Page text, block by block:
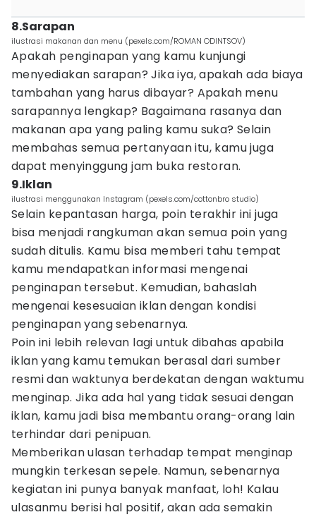
8.Sarapan
ilustrasi makanan dan menu (pexels.com/ROMAN ODINTSOV)
Apakah penginapan yang kamu kunjungi
menyediakan sarapan? Jika iya, apakah ada biaya
tambahan yang harus dibayar? Apakah menu
sarapannya lengkap? Bagaimana rasanya dan
makanan apa yang paling kamu suka? Selain
membahas semua pertanyaan itu, kamu juga
dapat menyinggung jam buka restoran.
9.Iklan
ilustrasi menggunakan Instagram (pexels.com/cottonbro studio)
Selain kepantasan harga, poin terakhir ini juga
bisa menjadi rangkuman akan semua poin yang
sudah ditulis. Kamu bisa memberi tahu tempat
kamu mendapatkan informasi mengenai
penginapan tersebut. Kemudian, bahaslah
mengenai kesesuaian iklan dengan kondisi
penginapan yang sebenarnya.
Poin ini lebih relevan lagi untuk dibahas apabila
iklan yang kamu temukan berasal dari sumber
resmi dan waktunya berdekatan dengan waktumu
menginap. Jika ada hal yang tidak sesuai dengan
iklan, kamu jadi bisa membantu orang-orang lain
terhindar dari penipuan.
Memberikan ulasan terhadap tempat menginap
mungkin terkesan sepele. Namun, sebenarnya
kegiatan ini punya banyak manfaat, loh! Kalau
ulasanmu berisi hal positif, akan ada semakin